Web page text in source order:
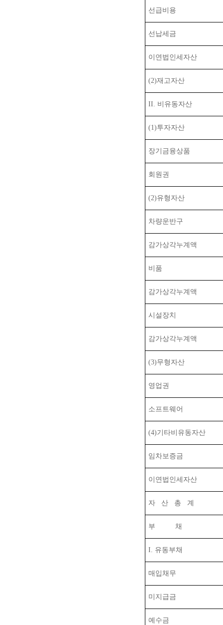
선급비용
선납세금
이연법인세자산
(2)재고자산
II. 비유동자산
(1)투자자산
장기금융상품
회원권
(2)유형자산
차량운반구
감가상각누계액
비품
감가상각누계액
시설장치
감가상각누계액
(3)무형자산
영업권
소프트웨어
(4)기타비유동자산
임차보증금
이연법인세자산
자 산 총 계
부 채
I. 유동부채
매입채무
미지급금
예수금